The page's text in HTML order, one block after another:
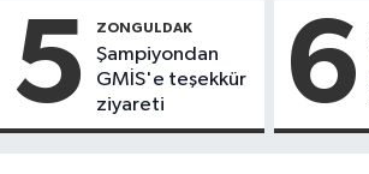
5 ZONGULDAK
Şampiyondan
GMİS'e teşekkür
ziyareti
6